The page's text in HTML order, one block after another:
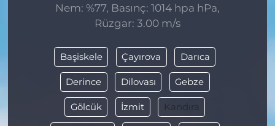
Nem: %77, Basınç: 1014 hpa hPa,
Rüzgar: 3.00 m/s
Başiskele Çayırova Darıca
Derince Dilovası Gebze
Gölcük İzmit Kandıra